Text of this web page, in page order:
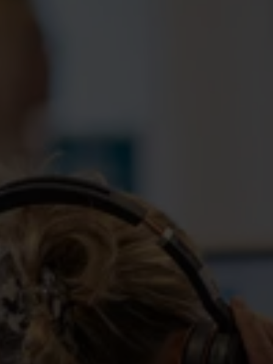
försvinna. Som medlem hos oss får du inte bara
ekonomisk trygghet, utan också bästa möjliga service,
stöd i hela ansökningsprocessen och punktliga
utbetalningar. Vi finns här för att hjälpa dig – från första
dagen du blir arbetslös till du är tillbaka i arbete.
Ersättningen